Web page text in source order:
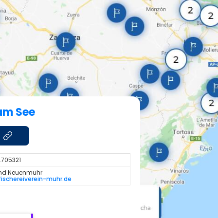
See
Neuenmuhr
muhr.de